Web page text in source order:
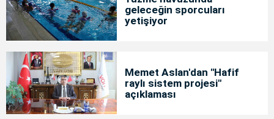
geleceğin sporcuları
yetişiyor
Memet Aslan'dan "Hafif
raylı sistem projesi"
açıklaması